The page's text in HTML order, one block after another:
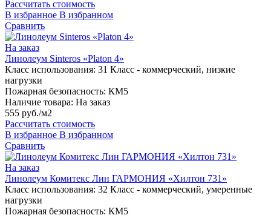
Рассчитать стоимость
В избранное В избранном
Сравнить
На заказ
Линолеум Sinteros «Platon 4»
Класс использования: 31 Класс - коммерческий, низкие
нагрузки
Пожарная безопасность: КМ5
Наличие товара: На заказ
555 руб./м2
Рассчитать стоимость
В избранное В избранном
Сравнить
На заказ
Линолеум Комитекс Лин ГАРМОНИЯ «Хилтон 731»
Класс использования: 32 Класс - коммерческий, умеренные
нагрузки
Пожарная безопасность: КМ5